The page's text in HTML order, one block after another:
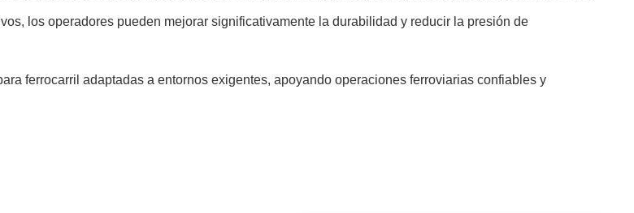
los operadores pueden mejorar significativamente la durabilidad y reducir la presión de
ferrocarril adaptadas a entornos exigentes, apoyando operaciones ferroviarias confiables y